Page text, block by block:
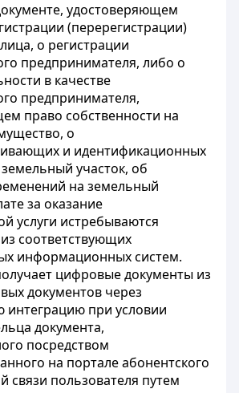
удостоверяющем
(перерегистрации)
о регистрации
предпринимателя, либо о
в качестве
предпринимателя,
право собственности на
о
и идентификационных
участок, об
на земельный
за оказание
услуги истребываются
соответствующих
информационных систем.
цифровые документы из
документов через
интеграцию при условии
документа,
посредством
на портале абонентского
связи пользователя путем